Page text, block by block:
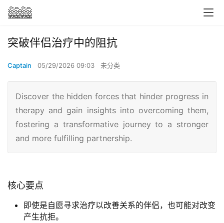
突破伴侣治疗中的阻抗
Captain 05/29/2026 09:03 未分类
Discover the hidden forces that hinder progress in
therapy and gain insights into overcoming them,
fostering a transformative journey to a stronger
and more fulfilling partnership.
核心要点
即使是自愿寻求治疗以改善关系的伴侣，也可能对改变
产生抗拒。